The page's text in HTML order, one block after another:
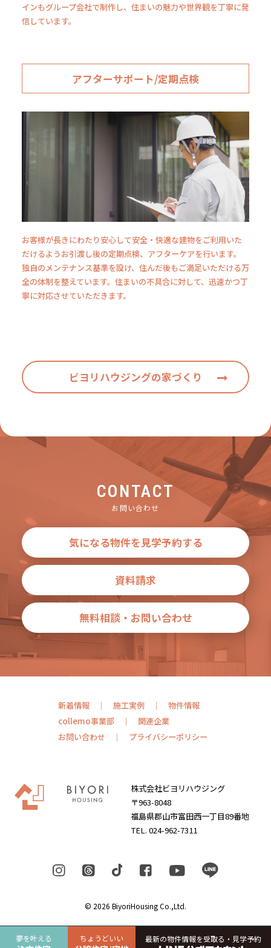
インもグループ会社で制作し、住まいの魅力や世界観を丁寧に発
信しています。
アフターサポート/定期点検
お客様が長きにわたり安心して安全・快適な建物をご利用いた
だけるようお引渡し後の定期点検、アフターケアを行います。
独自のメンテナンス基準を設け、住んだ後もご満足いただける万
全の体制を整えています。住まいの不具合に対して、迅速かつ丁
寧に対応させていただきます。
ビヨリハウジングの家づくり
CONTACT
お問い合わせ
気になる物件を見学予約する
資料請求
無料相談・お問い合わせ
新着情報 施工実例
物件情報
collemo事業部
関連企業
お問い合わせ
プライバシーポリシー
株式会社ビヨリハウジング
〒963-8048
福島県郡山市富田西一丁目89番地
TEL. 024-962-7311
© 2026 BiyoriHousing Co.,Ltd.
夢を叶える ちょうどいい 最新の物件情報を受取る・見学予約